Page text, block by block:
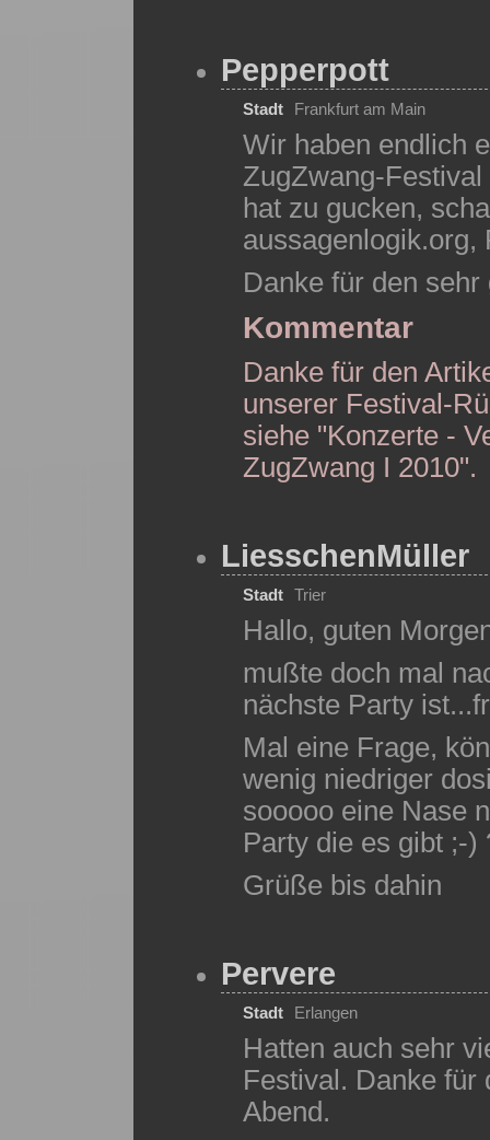
Pepperpott
Stadt Frankfurt am Main
Wir haben endlich
ZugZwang-
hat zu gucken,
aussagenlogik.org,
Danke für den sehr
Kommentar
Danke für den
unserer Festival-
siehe "Konzerte -
ZugZwang I 2010".
LiesschenMüller
Stadt Trier
Hallo, guten
mußte doch mal
nächste Party
Mal eine Frage,
wenig niedriger
sooooo eine Nase
Party die es gibt ;-)
Grüße bis dahin
Pervere
Stadt Erlangen
Hatten auch sehr
Festival. Danke für
Abend.